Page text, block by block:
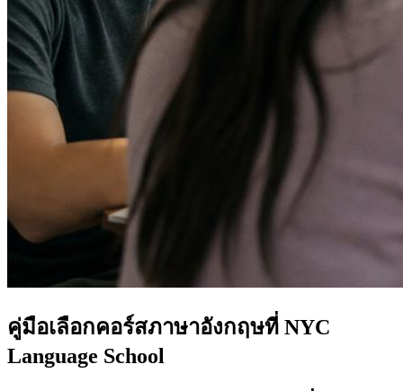
คู่มือเลือกคอร์สภาษาอังกฤษที่ NYC
Language School